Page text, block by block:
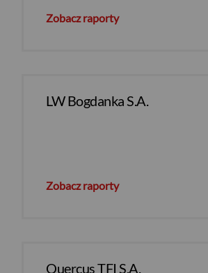
Zobacz raporty
LW Bogdanka S.A.
Zobacz raporty
Quercus TFI S.A.